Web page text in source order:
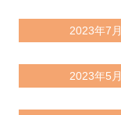
2023年7月
2023年5月